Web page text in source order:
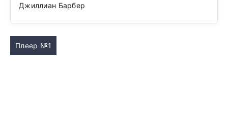
Джиллиан Барбер
Плеер №1